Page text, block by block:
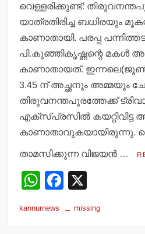
വെള്ളരിക്കുണ്ട്:
യാത്രതിരിച്ച ബധിരയും
കാണാതായി. പരപ്പ
പി.കുഞ്ഞികൃഷ്ണന്റെ മകള്‍
കാണാതായത്.
3.45 ന് അച്ഛനും അമ്മയും
തിരുവനന്തപുരത്തേക്ക്
എക്‌സ്പ്രസില്‍ കയറ്റിവിട്ട
കാണാതാവുകയായിരുന്നു.
താമസിക്കുന്ന വിജയന്‍ …
W
at
F
c
kannurnews missing